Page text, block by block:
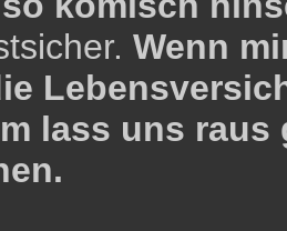
Wenn
lass uns raus